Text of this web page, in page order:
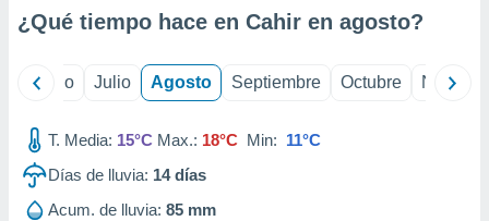
publicidad
publicidad
1199
¿Qué tiempo hace en Cahir en agosto?
Junio Julio Agosto Septiembre Octubre
T. Media: 15°C Max.: 18°C Min: 11°C
Días de lluvia: 14días
Acum. de lluvia: 85 mm